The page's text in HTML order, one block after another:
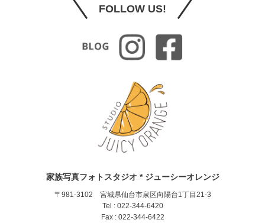
FOLLOW US!
家族写真フォトスタジオ * ジューシーオレンジ
〒981-3102 宮城県仙台市泉区向陽台1丁目21-3
Tel : 022-344-6420
Fax : 022-344-6422